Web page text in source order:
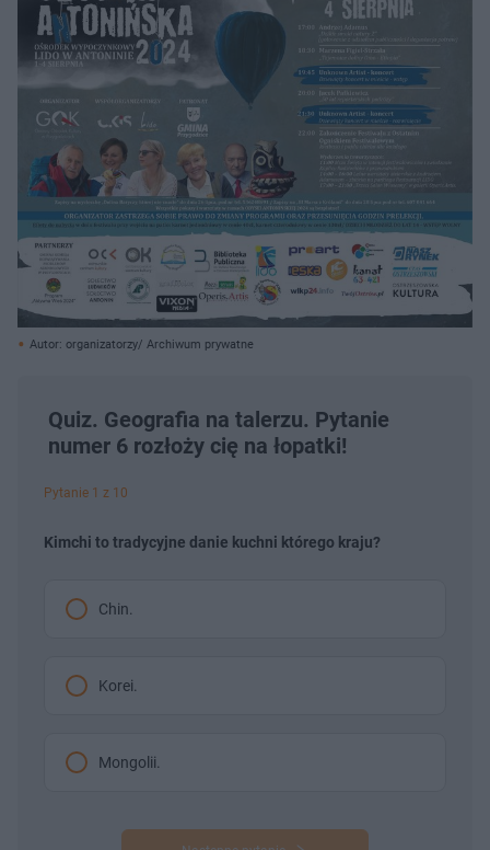
Autor: organizatorzy/ Archiwum prywatne
Quiz. Geografia na talerzu. Pytanie
numer 6 rozłoży cię na łopatki!
Pytanie 1 z 10
Kimchi to tradycyjne danie kuchni którego kraju?
Chin.
Korei.
Mongolii.